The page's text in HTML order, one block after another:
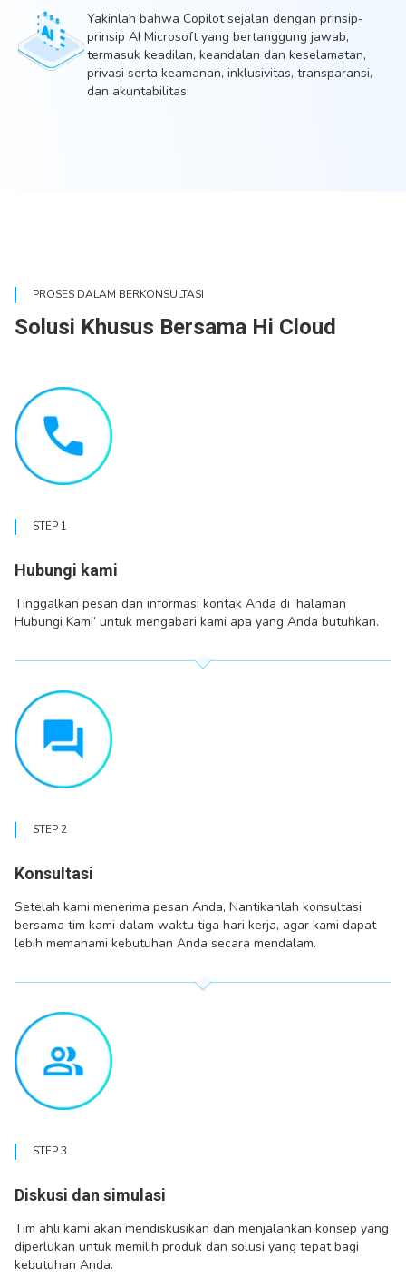
Yakinlah bahwa Copilot sejalan dengan prinsip-
prinsip AI Microsoft yang bertanggung jawab,
termasuk keadilan, keandalan dan keselamatan,
privasi serta keamanan, inklusivitas, transparansi,
dan akuntabilitas.
PROSES DALAM BERKONSULTASI
Solusi Khusus Bersama Hi Cloud
STEP 1
Hubungi kami
Tinggalkan pesan dan informasi kontak Anda di ‘halaman
Hubungi Kami’ untuk mengabari kami apa yang Anda butuhkan.
STEP 2
Konsultasi
Setelah kami menerima pesan Anda, Nantikanlah konsultasi
bersama tim kami dalam waktu tiga hari kerja, agar kami dapat
lebih memahami kebutuhan Anda secara mendalam.
STEP 3
Diskusi dan simulasi
Tim ahli kami akan mendiskusikan dan menjalankan konsep yang
diperlukan untuk memilih produk dan solusi yang tepat bagi
kebutuhan Anda.